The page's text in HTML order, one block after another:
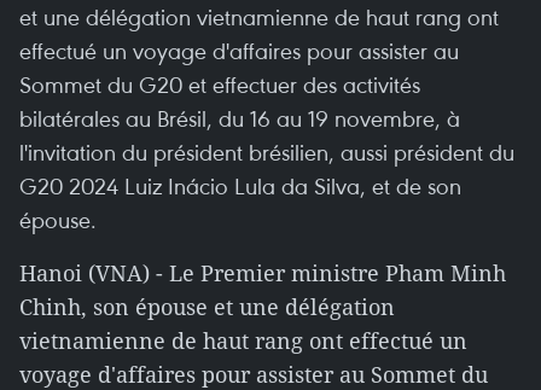
et une délégation vietnamienne de haut rang ont
effectué un voyage d'affaires pour assister au
Sommet du G20 et effectuer des activités
bilatérales au Brésil, du 16 au 19 novembre, à
l'invitation du président brésilien, aussi président du
G20 2024 Luiz Inácio Lula da Silva, et de son
épouse.
Hanoi (VNA) - Le Premier ministre Pham Minh
Chinh, son épouse et une délégation
vietnamienne de haut rang ont effectué un
voyage d'affaires pour assister au Sommet du